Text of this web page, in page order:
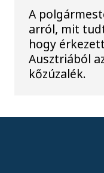
A
arról, mit
hogy
Ausztriából
kőzúzalék.